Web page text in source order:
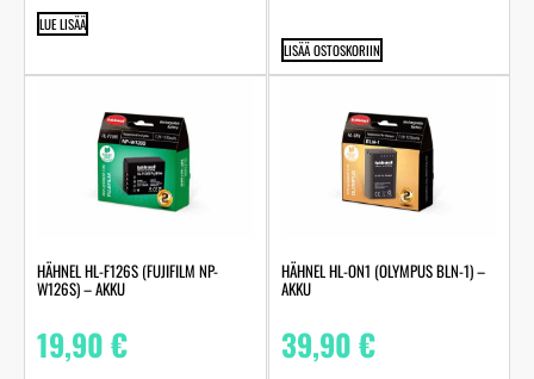
LUE LISÄÄ
LISÄÄ OSTOSKORIIN
HÄHNEL HL-F126S (FUJIFILM NP-
W126S) – AKKU
19,90€
HÄHNEL HL-ON1 (OLYMPUS BLN-1) –
AKKU
39,90€